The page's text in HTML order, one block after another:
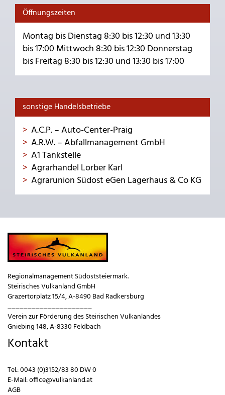
Öffnungszeiten
Montag bis Dienstag 8:30 bis 12:30 und 13:30
bis 17:00 Mittwoch 8:30 bis 12:30 Donnerstag
bis Freitag 8:30 bis 12:30 und 13:30 bis 17:00
sonstige Handelsbetriebe
A.C.P. – Auto-Center-Praig
A.R.W. – Abfallmanagement GmbH
A1 Tankstelle
Agrarhandel Lorber Karl
Agrarunion Südost eGen Lagerhaus & Co KG
Regionalmanagement Südoststeiermark.
Steirisches Vulkanland GmbH
Grazertorplatz 15/4, A-8490 Bad Radkersburg
_____________________
Verein zur Förderung des Steirischen Vulkanlandes
Gniebing 148, A-8330 Feldbach
Kontakt
Tel.:0043 (0)3152/83 80 DW 0
E-Mail:office@vulkanland.at
AGB